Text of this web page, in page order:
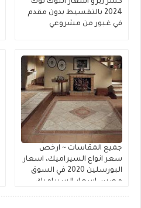
كسر زيرو أسعار التوك توك
2024 بالتقسيط بدون مقدم
في غبور من مشروعي
جميع المقاسات ~ ارخص
سعر انواع السيراميك، اسعار
البورسلين 2020 في السوق
مصر::، اسعار السيراميك